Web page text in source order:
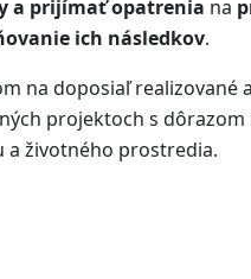
a prijímať opatrenia na
ich následkov.
na doposiaľ
projektoch s dôrazom
a životného prostredia.